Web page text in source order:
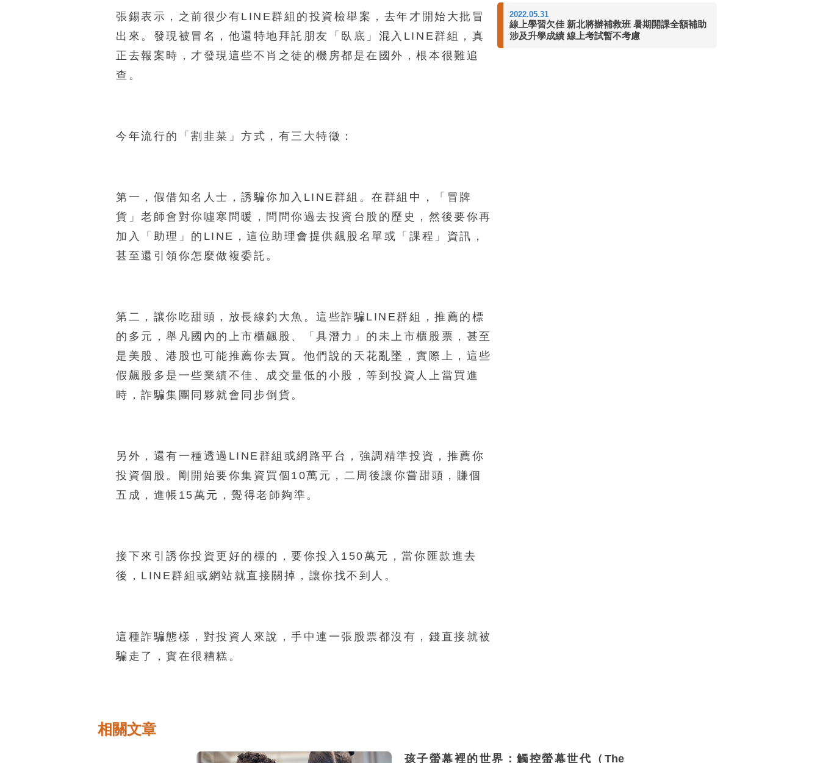
張錫表示，之前很少有LINE群組的投資檢舉案，去年才開始大批冒
出來。發現被冒名，他還特地拜託朋友「臥底」混入LINE群組，真
正去報案時，才發現這些不肖之徒的機房都是在國外，根本很難追
查。
今年流行的「割韭菜」方式，有三大特徵：
第一，假借知名人士，誘騙你加入LINE群組。在群組中，「冒牌
貨」老師會對你噓寒問暖，問問你過去投資台股的歷史，然後要你再
加入「助理」的LINE，這位助理會提供飆股名單或「課程」資訊，
甚至還引領你怎麼做複委託。
第二，讓你吃甜頭，放長線釣大魚。這些詐騙LINE群組，推薦的標
的多元，舉凡國內的上市櫃飆股、「具潛力」的未上市櫃股票，甚至
是美股、港股也可能推薦你去買。他們說的天花亂墜，實際上，這些
假飆股多是一些業績不佳、成交量低的小股，等到投資人上當買進
時，詐騙集團同夥就會同步倒貨。
另外，還有一種透過LINE群組或網路平台，強調精準投資，推薦你
投資個股。剛開始要你集資買個10萬元，二周後讓你嘗甜頭，賺個
五成，進帳15萬元，覺得老師夠準。
接下來引誘你投資更好的標的，要你投入150萬元，當你匯款進去
後，LINE群組或網站就直接關掉，讓你找不到人。
這種詐騙態樣，對投資人來說，手中連一張股票都沒有，錢直接就被
騙走了，實在很糟糕。
2022.05.31
線上學習欠佳 新北將辦補救班 暑期開課全額補助
涉及升學成績 線上考試暫不考慮
相關文章
孩子螢幕裡的世界：觸控螢幕世代（The